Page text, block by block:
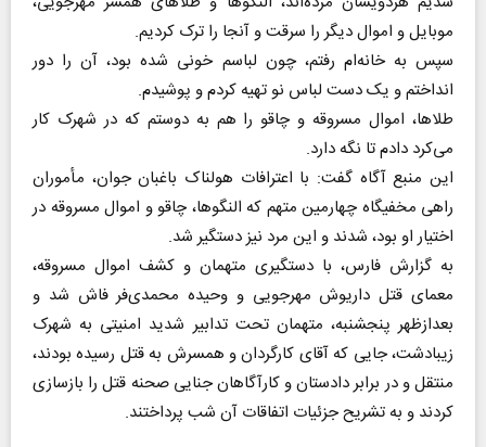
موبایل و اموال دیگر را سرقت و آنجا را ترک کردیم.
سپس به خانه‌ام رفتم، چون لباسم خونی شده بود، آن را دور
انداختم و یک دست لباس نو تهیه کردم و پوشیدم.
طلاها، اموال مسروقه و چاقو را هم به دوستم که در شهرک کار
می‌کرد دادم تا نگه دارد.
این منبع آگاه گفت: با اعترافات هولناک باغبان جوان، مأموران
راهی مخفیگاه چهارمین متهم که النگوها، چاقو و اموال مسروقه در
اختیار او بود، شدند و این مرد نیز دستگیر شد.
به گزارش فارس، با دستگیری متهمان و کشف اموال مسروقه،
معمای قتل داریوش مهرجویی و وحیده محمدی‌فر فاش شد و
بعدازظهر پنجشنبه، متهمان تحت تدابیر شدید امنیتی به شهرک
زیبادشت، جایی که آقای کارگردان و همسرش به قتل رسیده بودند،
منتقل و در برابر دادستان و کارآگاهان جنایی صحنه قتل را بازسازی
کردند و به تشریح جزئیات اتفاقات آن شب پرداختند.